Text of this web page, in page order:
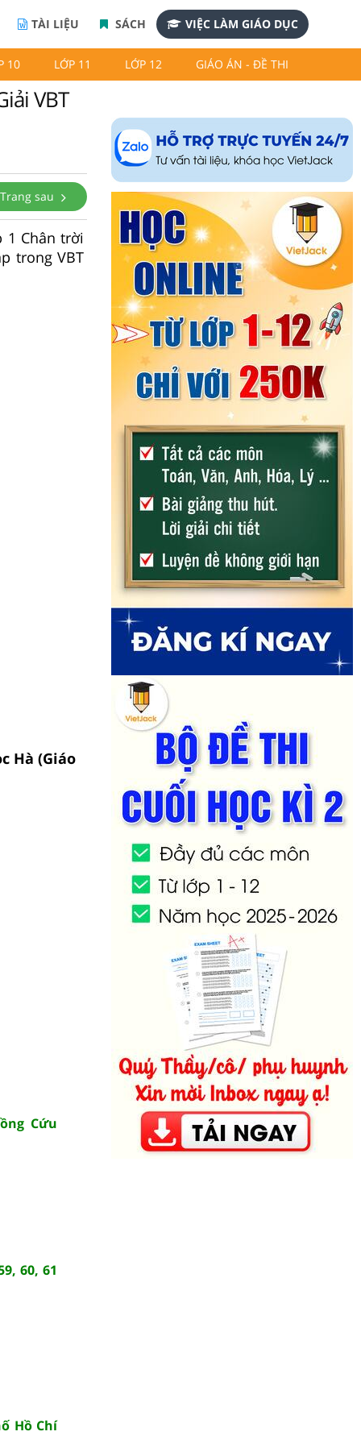
TÀI LIỆU SÁCH VIỆC LÀM GIÁO DỤC
10 LỚP 11 LỚP 12 GIÁO ÁN - ĐỀ THI
VBT
Trang sau
1 Chân trời
trong VBT
Hà (Giáo
Cứu
60, 61
Hồ Chí